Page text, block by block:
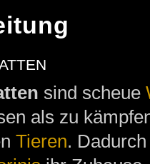
sind scheue
als zu
Tieren.